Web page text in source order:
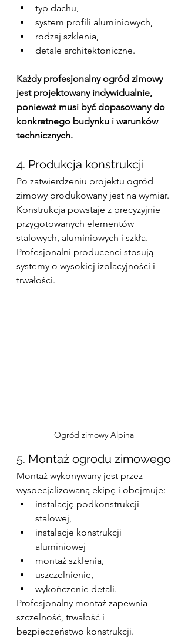
typ dachu,
system profili aluminiowych,
rodzaj szklenia,
detale architektoniczne.
Każdy profesjonalny ogród zimowy
jest projektowany indywidualnie,
ponieważ musi być dopasowany do
konkretnego budynku i warunków
technicznych.
4. Produkcja konstrukcji
Po zatwierdzeniu projektu ogród
zimowy produkowany jest na wymiar.
Konstrukcja powstaje z precyzyjnie
przygotowanych elementów
stalowych, aluminiowych i szkła.
Profesjonalni producenci stosują
systemy o wysokiej izolacyjności i
trwałości.
Ogród zimowy Alpina
5. Montaż ogrodu zimowego
Montaż wykonywany jest przez
wyspecjalizowaną ekipę i obejmuje:
instalację podkonstrukcji
stalowej,
instalacje konstrukcji
aluminiowej
montaż szklenia,
uszczelnienie,
wykończenie detali.
Profesjonalny montaż zapewnia
szczelność, trwałość i
bezpieczeństwo konstrukcji.